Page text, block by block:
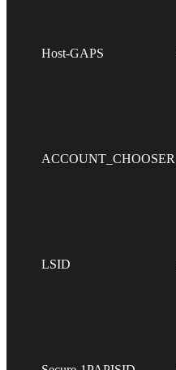
Host-GAPS
ACCOUNT_CHOOSER
LSID